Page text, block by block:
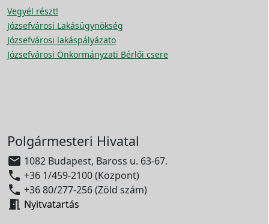
Vegyél részt!
Józsefvárosi Lakásügynökség
Józsefvárosi lakáspályázato
Józsefvárosi Önkormányzati Bérlői csere
Polgármesteri Hivatal
 1082 Budapest, Baross u. 63-67.
 +36 1/459-2100 (Központ)
 +36 80/277-256 (Zöld szám)
 Nyitvatartás